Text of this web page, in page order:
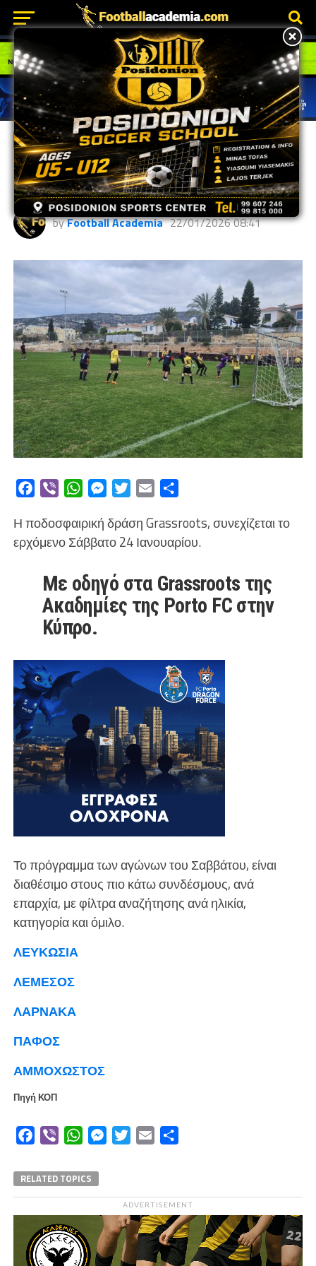
GRASSROOTS
Η ποδοσφαιρική δράση στα
Grassroots
byFootball Academia 22/01/2026 08:41
Facebook
Viber WhatsAppMessengerTwitterEmail
Η ποδοσφαιρική δράση Grassroots, συνεχίζεται το
ερχόμενο Σάββατο 24 Ιανουαρίου.
Με οδηγό στα Grassroots της
Ακαδημίες της Porto FC στην
Κύπρο.
Το πρόγραμμα των αγώνων του Σαββάτου, είναι
διαθέσιμο στους πιο κάτω συνδέσμους, ανά
επαρχία, με φίλτρα αναζήτησης ανά ηλικία,
κατηγορία και όμιλο.
ΛΕΥΚΩΣΙΑ
ΛΕΜΕΣΟΣ
ΛΑΡΝΑΚΑ
ΠΑΦΟΣ
ΑΜΜΟΧΩΣΤΟΣ
Πηγή ΚΟΠ
Facebook
Viber WhatsAppMessengerTwitterEmail
RELATED TOPICS
ADVERTISEMENT